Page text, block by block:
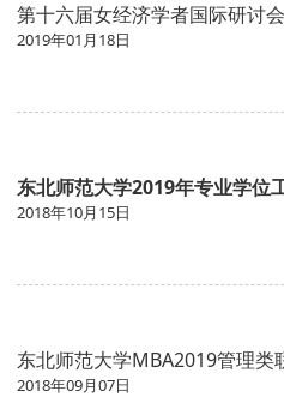
第十六届女经济学者国际研讨会
2019年01月18日
东北师范大学2019年专业学位
2018年10月15日
东北师范大学MBA2019管理
2018年09月07日